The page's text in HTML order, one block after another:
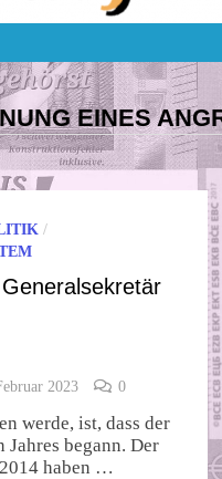
EINES
/
2023 0
werde, ist, dass der
begann. Der
haben …